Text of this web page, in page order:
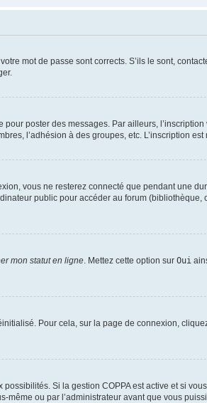
mot de passe sont corrects. S’ils le sont,
poster des messages. Par ailleurs,
l’adhésion à des groupes, etc. L’inscription
vous ne resterez connecté que pendant une
public pour accéder au forum
mon statut en ligne. Mettez cette option sur Oui
Pour cela, sur la page de connexion,
Si la gestion COPPA est active et si
ou par l’administrateur avant que vous